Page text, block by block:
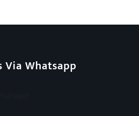
Via Whatsapp